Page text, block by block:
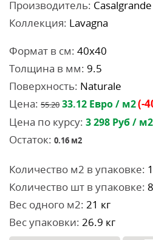
Производитель:
Коллекция: Lavagna
Формат в см: 40x40
Толщина в мм: 9.5
Поверхность: Naturale
Цена: 55.20 33.12 Евро / м2(-
Цена по курсу: 3 298 Руб / м2
Остаток: 0.16 м2
Количество м2 в упаковке:
Количество шт в упаковке: 8
Вес одного м2: 21 кг
Вес упаковки: 26.9 кг